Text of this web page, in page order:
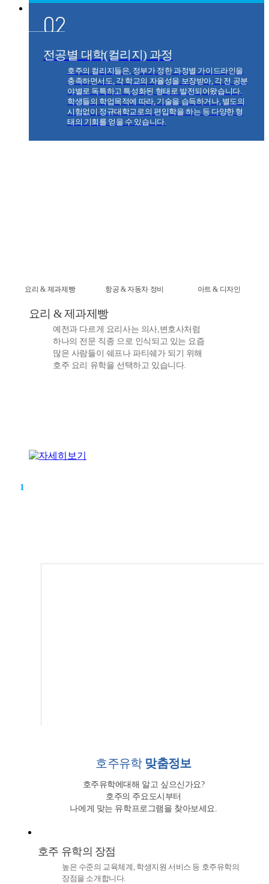
전공별 대학(컬리지) 과정
호주의 컬리지들은, 정부가 정한 과정별 가이드라인을
충족하면서도, 각 학교의 자율성을 보장받아, 각 전 공분
야별로 독특하고 특성화된 형태로 발전되어왔습니다.
학생들의 학업목적에 따라, 기술을 습득하거나, 별도의
시험없이 정규대학교로의 편입학을 하는 등 다양한 형
태의 기회를 얻을 수 있습니다.
요리 & 제과제빵 항공 & 자동차 정비 아트 & 디자인
요리 & 제과제빵
예전과 다르게 요리사는 의사,변호사처럼
하나의 전문 직종 으로 인식되고 있는 요즘
많은 사람들이 쉐프나 파티쉐가 되기 위해
호주 요리 유학을 선택하고 있습니다.
1
호주유학 맞춤정보
호주유학에대해 알고 싶으신가요?
호주의 주요도시부터
나에게 맞는 유학프로그램을 찾아보세요.
호주 유학의 장점
높은 수준의 교육체계, 학생지원 서비스 등 호주유학의
장점을 소개합니다.